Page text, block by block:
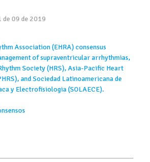
de 09 de 2019
Association (EHRA) consensus
of supraventricular arrhythmias,
Society (HRS), Asia-Pacific Heart
and Sociedad Latinoamericana de
y Electrofisiologia (SOLAECE).